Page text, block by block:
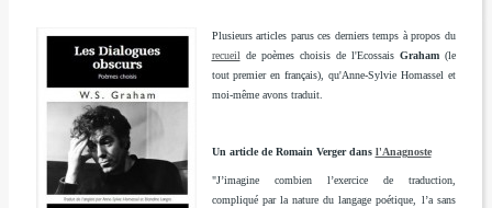
Plusieurs articles parus ces derniers temps à propos du
recueil de poèmes choisis de l'Ecossais Graham(le
tout premier en français), qu'Anne-Sylvie Homassel et
moi-même avons traduit.
Un article de Romain Verger dans l'Anagnoste
"J’imagine combien l’exercice de traduction,
compliqué par la nature du langage poétique, l’a sans